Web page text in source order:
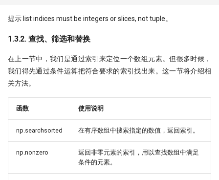
提示 list indices must be integers or slices, not tuple。
1.3.2. 查找、筛选和替换
在上一节中，我们是通过索引来定位一个数组元素。但很多时候，
我们得先通过条件运算把符合要求的索引找出来。这一节将介绍相
关方法。
函数 使用说明
np.searchsorted 在有序数组中搜索指定的数值，返回索引。
np.nonzero
返回非零元素的索引，用以查找数组中满足
条件的元素。